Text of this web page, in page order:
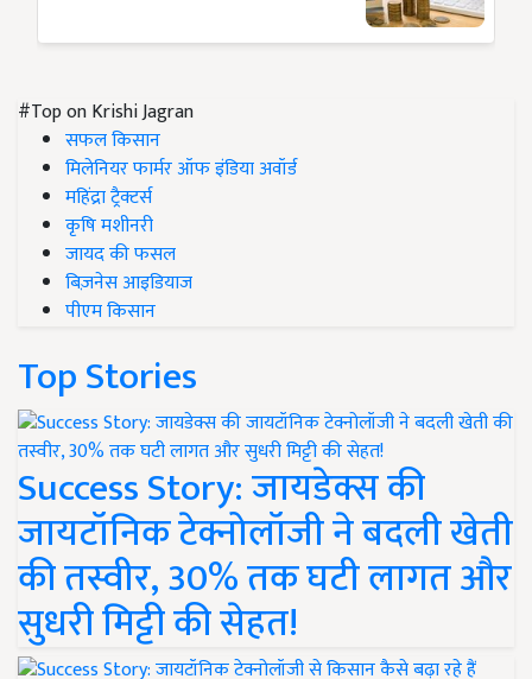
#Top on Krishi Jagran
सफल किसान
मिलेनियर फार्मर ऑफ इंडिया अवॉर्ड
महिंद्रा ट्रैक्टर्स
कृषि मशीनरी
जायद की फसल
बिज़नेस आइडियाज
पीएम किसान
Top Stories
Success Story: जायडेक्स की
जायटॉनिक टेक्नोलॉजी ने बदली खेती
की तस्वीर, 30% तक घटी लागत और
सुधरी मिट्टी की सेहत!